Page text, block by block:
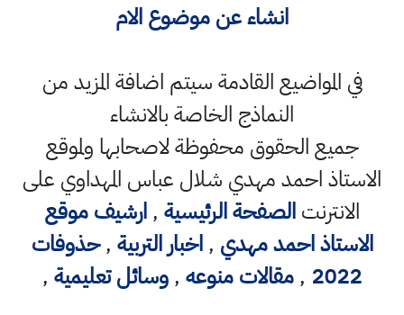
انشاء عن موضوع الام
في المواضيع القادمة سيتم اضافة المزيد من
النماذج الخاصة بالانشاء
جميع الحقوق محفوظة لاصحابها ولموقع
الاستاذ احمد مهدي شلال عباس المهداوي على
الانترنتالصفحة الرئيسية ,ارشيف موقع
الاستاذ احمد مهدي ,اخبار التربية ,حذوفات
2022
,مقالات منوعه ,وسائل تعليمية ,